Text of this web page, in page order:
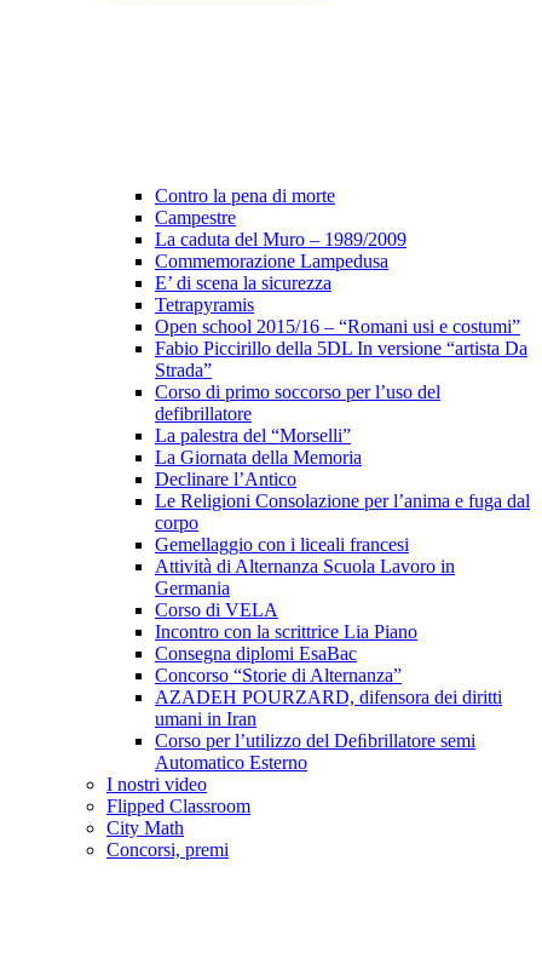
Contro la pena di morte
Campestre
La caduta del Muro – 1989/2009
Commemorazione Lampedusa
E’ di scena la sicurezza
Tetrapyramis
Open school 2015/16 – “Romani usi e costumi”
Fabio Piccirillo della 5DL In versione “artista Da
Strada”
Corso di primo soccorso per l’uso del
defibrillatore
La palestra del “Morselli”
La Giornata della Memoria
Declinare l’Antico
Le Religioni Consolazione per l’anima e fuga dal
corpo
Gemellaggio con i liceali francesi
Attività di Alternanza Scuola Lavoro in
Germania
Corso di VELA
Incontro con la scrittrice Lia Piano
Consegna diplomi EsaBac
Concorso “Storie di Alternanza”
AZADEH POURZARD, difensora dei diritti
umani in Iran
Corso per l’utilizzo del Deﬁbrillatore semi
Automatico Esterno
I nostri video
Flipped Classroom
City Math
Concorsi, premi